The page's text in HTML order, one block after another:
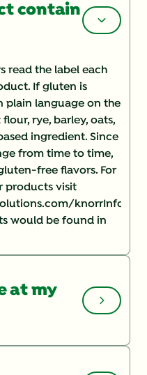
contain
read the label each
If gluten is
plain language on the
rye, barley, oats,
ingredient. Since
from time to time,
free flavors. For
products visit
would be found in
at my